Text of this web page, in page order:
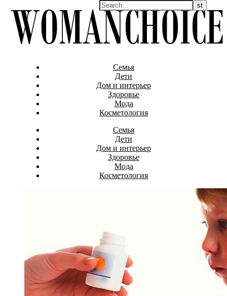
Семья
Дети
Дом и интерьер
Здоровье
Мода
Косметология
Семья
Дети
Дом и интерьер
Здоровье
Мода
Косметология